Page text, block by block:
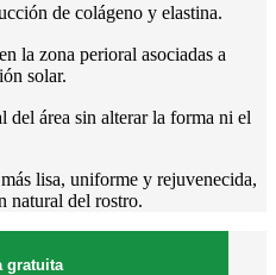
de colágeno y elastina.
la zona perioral asociadas a
solar.
del área sin alterar la forma ni el
lisa, uniforme y rejuvenecida,
natural del rostro.
gratuita